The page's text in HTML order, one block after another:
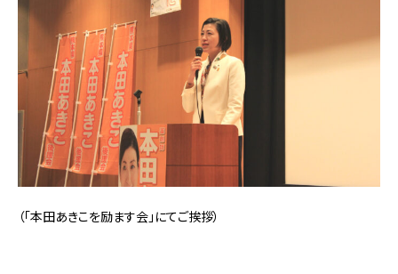
（「本田あきこを励ます会」にてご挨拶）